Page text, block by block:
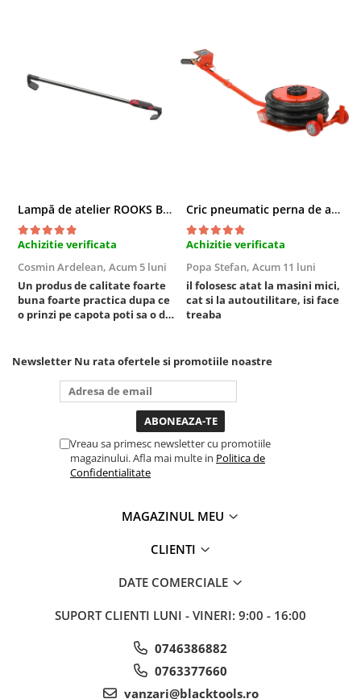
Masini de gaurit si taiat
Pistoale de vopsit
Scule speciale
Diagnoza si masurari
Injectoare
Motor
Rulmenti,Bucsi si Extractoare
Sistem directie
Sistem Vibro-Power
Sisteme de ridicare si sustinere
Capre Auto
Surubelnite Si Biti
Truse de biti
Truse de scule si accesorii
Lampă de atelier ROOKS B2 HYBRID pentru capotă, 2000 lumeni, 5000 mAh
Achizitie verificata
Cosmin Ardelean, Acum 5 luni
Un produs de calitate foarte
buna foarte practica dupa ce
o prinzi pe capota poti sa o dai
puternica si de la baterie care
tine destul de mult dar daca o
bagi la priza nu mai ai treaba
toata ziua ,ce...
Cric pneumatic perna de aer cu inaltator 6T
Achizitie verificata
Popa Stefan, Acum 11 luni
il folosesc atat la masini mici,
cat si la autoutilitare, isi face
treaba
Newsletter Nu rata ofertele si promotiile noastre
Vreau sa primesc newsletter cu promotiile
magazinului. Afla mai multe in Politica de
Confidentialitate
MAGAZINUL MEU
CLIENTI
DATE COMERCIALE
SUPORT CLIENTI LUNI - VINERI: 9:00 - 16:00
0746386882
0763377660
vanzari@blacktools.ro